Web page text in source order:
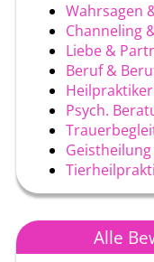
Wahrsagen
Channeling
Liebe &
Beruf &
Heilpraktiker
Psych.
Geistheilung
Alle